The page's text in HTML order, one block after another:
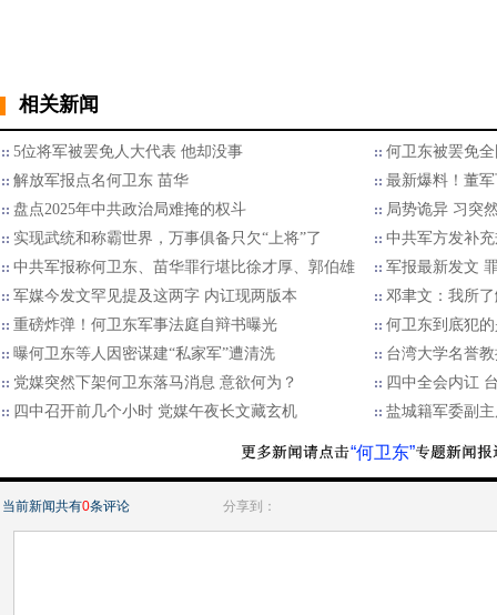
相关新闻
5位将军被罢免人大代表 他却没事
何卫东被罢免
解放军报点名何卫东 苗华
最新爆料！董
盘点2025年中共政治局难掩的权斗
局势诡异 习突
实现武统和称霸世界，万事俱备只欠“上将”了
中共军方发补
中共军报称何卫东、苗华罪行堪比徐才厚、郭伯雄
军报最新发文
军媒今发文罕见提及这两字 内讧现两版本
邓聿文：我所
重磅炸弹！何卫东军事法庭自辩书曝光
何卫东到底犯
曝何卫东等人因密谋建“私家军”遭清洗
台湾大学名誉
党媒突然下架何卫东落马消息 意欲何为？
四中全会内讧
四中召开前几个小时 党媒午夜长文藏玄机
盐城籍军委副
“何卫东”
当前新闻共有0条评论 分享到：